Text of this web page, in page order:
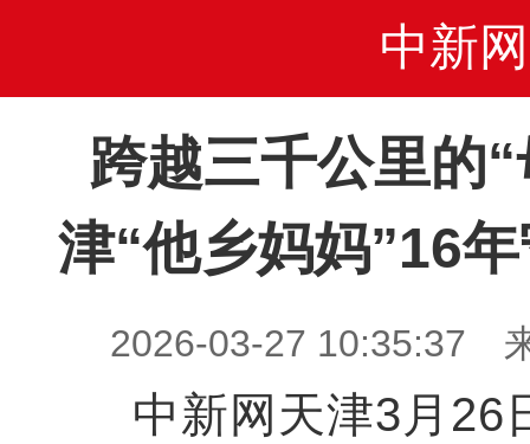
中新网
跨越三千公里的
津“他乡妈妈”16
2026-03-27 10:35:37
中新网天津3月26